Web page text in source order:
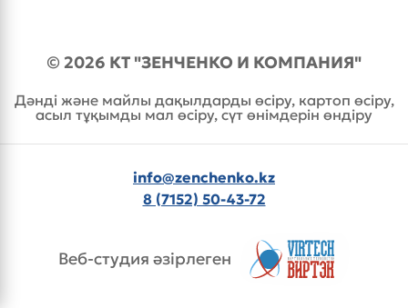
© 2026 КТ "ЗЕНЧЕНКО И КОМПАНИЯ"
Дәнді және майлы дақылдарды өсіру, картоп өсіру,
асыл тұқымды мал өсіру, сүт өнімдерін өндіру
Веб-студия әзірлеген
info@zenchenko.kz
8 (7152) 50-43-72